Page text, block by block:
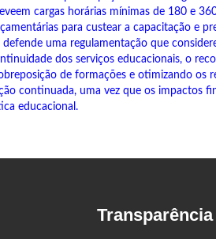
cargas horárias mínimas de 180 e
para custear a capacitação e
uma regulamentação que
dos serviços educacionais, o
de formações e otimizando
continuada, uma vez que os impactos
educacional.
Transparência